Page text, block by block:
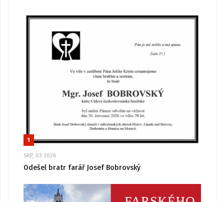
1
SRP, 03 2026
Odešel bratr farář Josef Bobrovský